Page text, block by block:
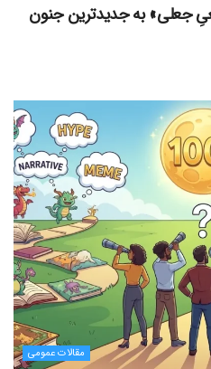
جعلی» به جدیدترین جنون
مقالات عمومی